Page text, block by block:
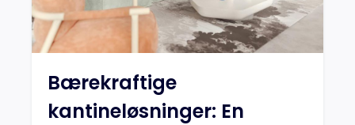
Bærekraftige
kantineløsninger: En